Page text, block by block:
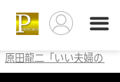
原田龍二「いい夫婦の日